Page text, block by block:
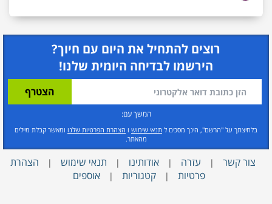
רוצים להתחיל את היום עם חיוך?
הירשמו לבדיחה היומית שלנו!
המשך עם:
בלחיצתך על "הרשם", הינך מסכים ל תנאי שימוש ו הצהרת הפרטיות שלנו ומאשר קבלת מיילים
מהאתר.
צור קשר | עזרה | אודותינו | תנאי שימוש |
הצהרת
פרטיות
| קטגוריות | אוספים